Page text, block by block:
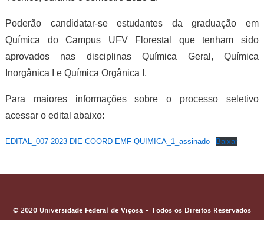
Poderão candidatar-se estudantes da graduação em
Química do Campus UFV Florestal que tenham sido
aprovados nas disciplinas Química Geral, Química
Inorgânica I e Química Orgânica I.
Para maiores informações sobre o processo seletivo
acessar o edital abaixo:
EDITAL_007-2023-DIE-COORD-EMF-QUIMICA_1_assinado Baixar
© 2020 Universidade Federal de Viçosa - Todos os Direitos Reservados